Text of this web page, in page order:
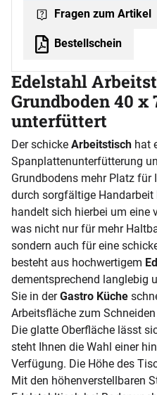
Fragen zum Artikel
Bestellschein
Edelstahl
Grundboden 40 x
unterfüttert
Der schicke Arbeitstisch hat
Spanplattenunterfütterung
Grundbodens mehr Platz für
durch sorgfältige Handarbeit
handelt sich hierbei um eine
was nicht nur für mehr
sondern auch für eine
besteht aus hochwertigem
dementsprechend langlebig
Sie in derGastro Küche
Arbeitsfläche zum
Die glatte Oberfläche lässt
steht Ihnen die Wahl einer
Verfügung. Die Höhe des
Mit den höhenverstellbaren